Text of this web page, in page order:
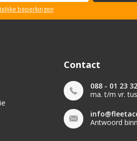
beperkingen
Contact
088 - 01 23
ma. t/m vr.
Antwoord